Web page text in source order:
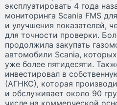
эксплуатировать 4 года
мониторинга Scania FMS
и улучшения показателей,
для точности проверки.
продолжила закупать
автомобили Scania,
уже более пятидесяти.
инвестировал в
(АГНКС), которая
и обслуживает около 90